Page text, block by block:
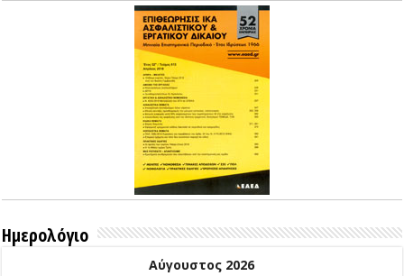
Ημερολόγιο
Αύγουστος 2026